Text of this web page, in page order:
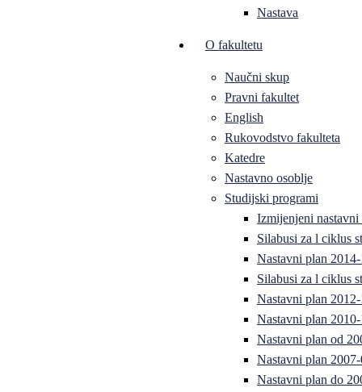
Nastava
O fakultetu
Naučni skup
Pravni fakultet
English
Rukovodstvo fakulteta
Katedre
Nastavno osoblje
Studijski programi
Izmijenjeni
Silabusi za l ciklus
Nastavni plan
Silabusi za l ciklus
Nastavni plan
Nastavni plan 2010-
Nastavni plan od
Nastavni plan
Nastavni plan do